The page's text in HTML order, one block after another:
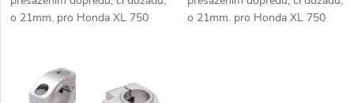
u
o 21mm. pro Honda XL 750
o 21mm. pro Honda XL 750